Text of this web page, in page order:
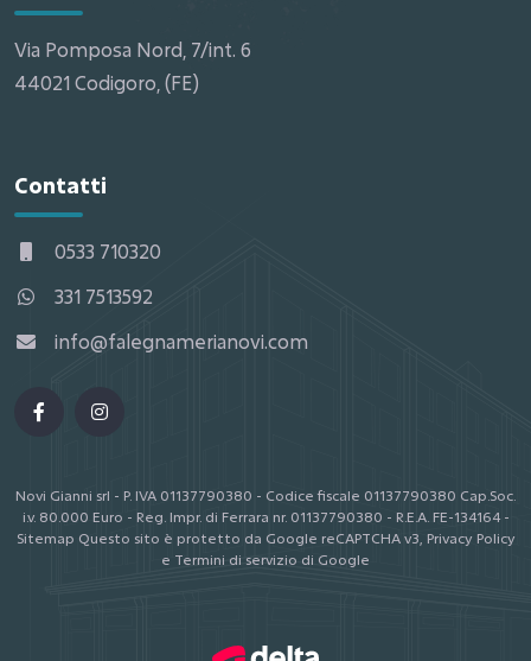
Via Pomposa Nord, 7/int. 6
44021 Codigoro, (FE)
Contatti
0533 710320
331 7513592
info@falegnamerianovi.com
Novi Gianni srl - P. IVA 01137790380 - Codice fiscale 01137790380 Cap.Soc.
i.v. 80.000 Euro - Reg. Impr. di Ferrara nr. 01137790380 - R.E.A. FE-134164 -
Sitemap Questo sito è protetto da Google reCAPTCHA v3, Privacy Policy
e Termini di servizio di Google